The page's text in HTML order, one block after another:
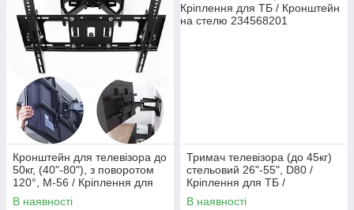
Кронштейн для телевізора до
50кг, (40"-80"), з поворотом
120°, M-56 / Кріплення для
телевізора поворотне
В наявності
Тримач телевізора (до 45кг)
стельовий 26"-55", D80 /
Кріплення для ТБ /
Кронштейн на стелю
В наявності